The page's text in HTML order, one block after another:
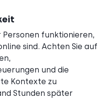
Personen funktionieren,
sind. Achten Sie auf
und die
Kontexte zu
Stunden später